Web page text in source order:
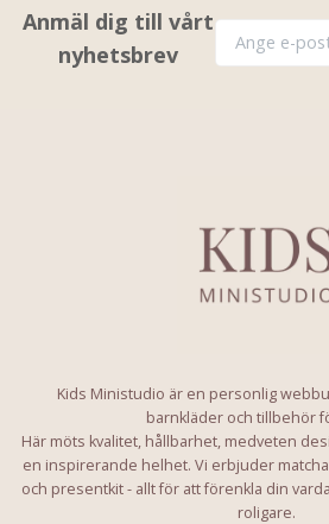
Anmäl dig till vårt
nyhetsbrev
Kids Ministudio är en personlig
barnkläder och tillbehör
Här möts kvalitet, hållbarhet, medveten
en inspirerande helhet. Vi erbjuder
och presentkit - allt för att förenkla din
roligare.